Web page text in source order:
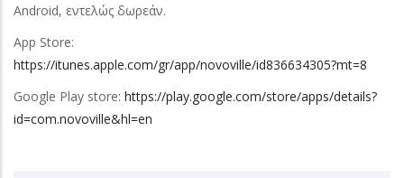
Android, εντελώς δωρεάν.
App Store:
https://itunes.apple.com/gr/app/novoville/id836634305?mt=8
Google Play store: https://play.google.com/store/apps/details?
id=com.novoville&hl=en